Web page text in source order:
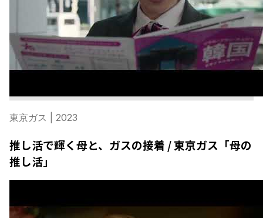
東京ガス | 2023
推し活で輝く母と、ガスの接着 / 東京ガス「母の
推し活」